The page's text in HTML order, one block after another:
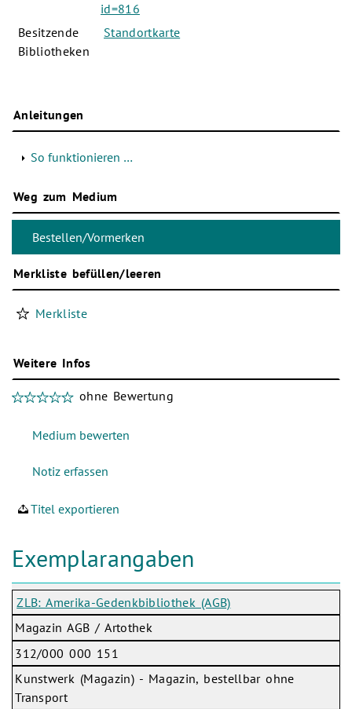
id=816
Besitzende
Bibliotheken
Standortkarte
Anleitungen
So funktionieren …
Weg zum Medium
Merkliste befüllen/leeren
Merkliste
Weitere Infos
ohne Bewertung
Titel exportieren
Exemplarangaben
ZLB: Amerika-Gedenkbibliothek (AGB)
Magazin AGB / Artothek
312/000 000 151
Kunstwerk (Magazin) - Magazin, bestellbar ohne
Transport